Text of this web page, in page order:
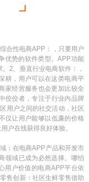
合性电商APP：，只要用户
优势的软件类型。APP功能
2、垂直行业电商软件：，
耕，用户可以在这类电商平
家经营服务也会更加比较全
佼佼者，专注于行业内品牌
用户之间的社交活动，社区
仅让用户能够以低廉的价格
户在线获得良好体验。
：在电商APP产品和开发市
领域已成为必然选择。哪怕
用户价值的电商APP平台依
售创新：社区生鲜零售借助